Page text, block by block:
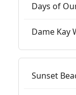
Days of
Dame Kay
Sunset